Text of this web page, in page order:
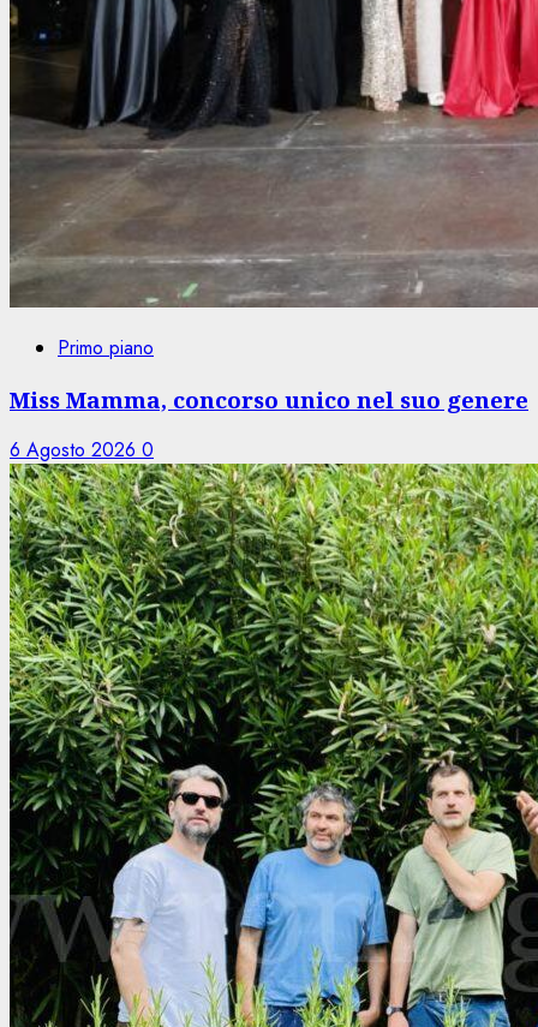
Primo piano
Miss Mamma, concorso unico nel suo genere
6 Agosto 2026 0